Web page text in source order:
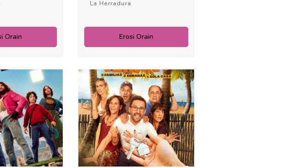
Orain
La Herradura
Erosi Orain